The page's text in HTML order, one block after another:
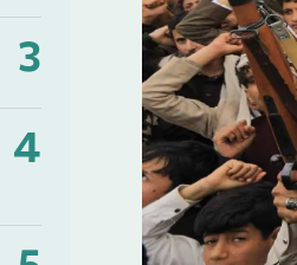
3
4